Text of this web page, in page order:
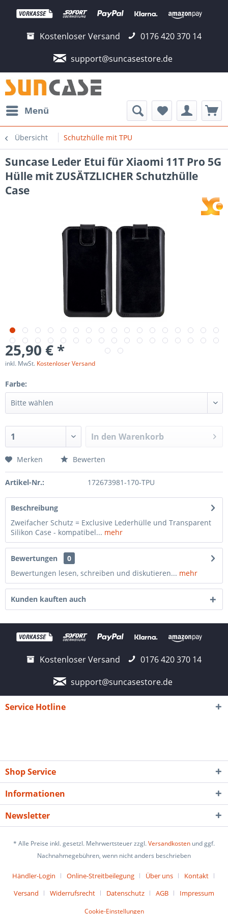
Kostenloser Versand
0176 420 370 14
support@suncasestore.de
Menü
Übersicht Schutzhülle mit TPU
Suncase Leder Etui für Xiaomi 11T Pro 5G
Hülle mit ZUSÄTZLICHER Schutzhülle
Case
25,90 € *
inkl. MwSt. Kostenloser Versand
Farbe:
In den Warenkorb
Merken Bewerten
Artikel-Nr.: 172673981-170-TPU
Beschreibung
Zweifacher Schutz = Exclusive Lederhülle und Transparent
Silikon Case - kompatibel... mehr
Bewertungen
0
Bewertungen lesen, schreiben und diskutieren... mehr
Kunden kauften auch
Kostenloser Versand
0176 420 370 14
support@suncasestore.de
Service Hotline
Shop Service
Informationen
Newsletter
* Alle Preise inkl. gesetzl. Mehrwertsteuer zzgl.Versandkosten und ggf.
Nachnahmegebühren, wenn nicht anders beschrieben
Händler-Login Online-Streitbeilegung Über uns
Kontakt
Versand
Widerrufsrecht Datenschutz AGB Impressum
Cookie-Einstellungen